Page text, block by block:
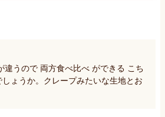
違うので 両方食べ比べ ができる こち
ょうか。クレープみたいな生地とお